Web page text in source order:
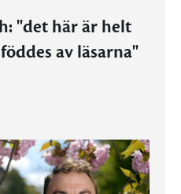
"det här är helt
av läsarna"